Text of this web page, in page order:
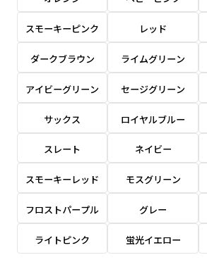
スモーキーピンク レッド
ダークブラウン ライムグリーン
アイビーグリーン セージグリーン
サックス ロイヤルブルー
スレート ネイビー
スモーキーレッド モスグリーン
フロストパープル グレー
ライトピンク 蛍光イエロー
イルまたは、文章でお知らせく
文字だけのぼり［ +1,298円 ］
ご購入時の案内に沿って、文字
さい。
文字だけのぼり（要画像確認
弊社よりJPG画像をお送りしま
返事を頂いたあとに製作開始い
返事を頂いたあとに製作開始い
ロゴ有り名入れ［ +1,498円］
ご購入時の案内にそって、デザ
イルまたは、文章でお知らせく
ロゴ有り名入れ（要画像確認
円］
弊社よりJPG画像をお送りしま
返事を頂いたあとに製作開始い
コンパクト(45x150)
あまり一般的でないサイズですが
コンビニさんなどで多いです。
になりづらく、狭い範囲で沢山飾
コンパクト(150x45)
あまり一般的でないサイズですが
コンビニさんなどで多いです。
になりづらく、狭い範囲で沢山飾
タペストリー
加工
※パイプ紐付き
その他
※備考欄に要望を